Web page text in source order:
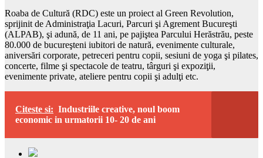
Roaba de Cultură (RDC) este un proiect al Green Revolution,
sprijinit de Administraţia Lacuri, Parcuri şi Agrement Bucureşti
(ALPAB), şi adună, de 11 ani, pe pajiştea Parcului Herăstrău, peste
80.000 de bucureşteni iubitori de natură, evenimente culturale,
aniversări corporate, petreceri pentru copii, sesiuni de yoga şi pilates,
concerte, filme şi spectacole de teatru, târguri şi expoziţii,
evenimente private, ateliere pentru copii şi adulţi etc.
Citeste si: Industriile creative, noul boom
economic in urmatorii 10- 20 de ani